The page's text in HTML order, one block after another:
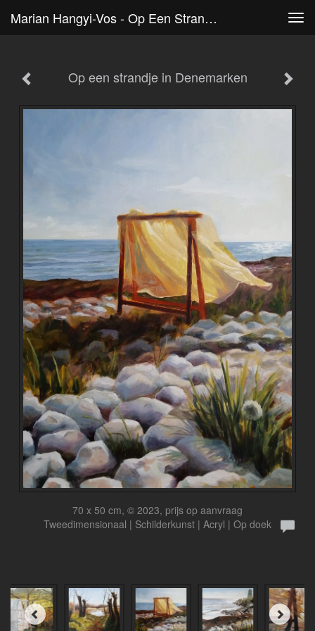
Marian Hangyi-Vos - Op Een Strandje In Denemarken
Op een strandje in Denemarken
70 x 50 cm, © 2023, prijs op aanvraag
Tweedimensionaal | Schilderkunst | Acryl | Op doek